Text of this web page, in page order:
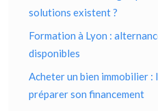
solutions existent ?
Formation à Lyon :
disponibles
Acheter un bien immobilier :
préparer son financement